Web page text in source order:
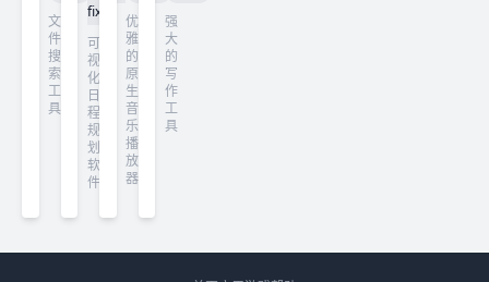
文
件
搜
索
工
具
fix
可
视
化
日
程
规
划
软
件
优
雅
的
原
生
音
乐
播
放
器
强
大
的
写
作
工
具